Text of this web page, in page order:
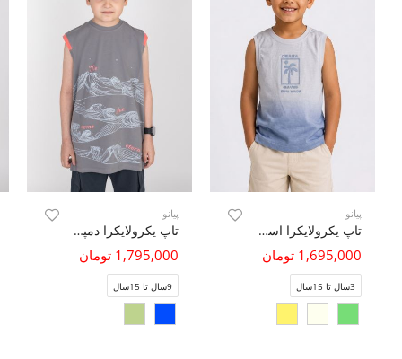
پیانو
تاپ یکرولایکرا اسلب
1,695,000 تومان
3سال تا 15سال
پیانو
تاپ یکرولایکرا دمپا چاک دار
1,795,000 تومان
9سال تا 15سال